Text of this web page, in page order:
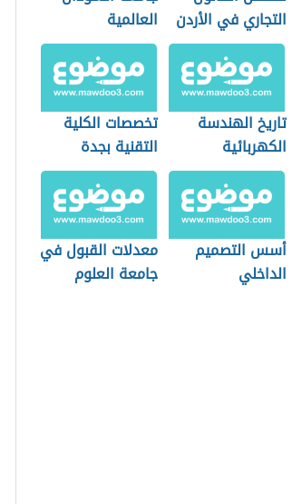
التجاري في الأردن
العالمية
تاريخ الهندسة
الكهربائية
تخصصات الكلية
التقنية بجدة
أسس التصميم
الداخلي
معدلات القبول في
جامعة العلوم